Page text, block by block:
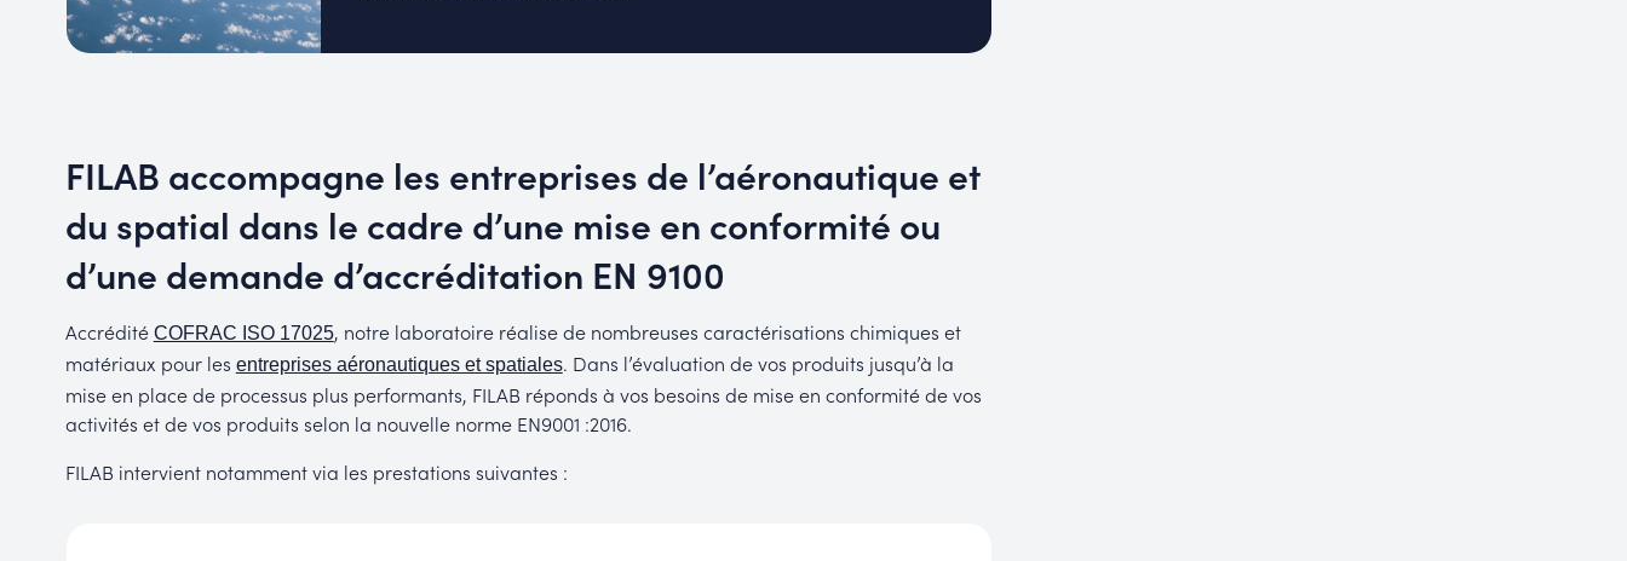
FILAB accompagne les entreprises de l’aéronautique et
du spatial dans le cadre d’une mise en conformité ou
d’une demande d’accréditation EN 9100
Accrédité COFRAC ISO 17025, notre laboratoire réalise de nombreuses caractérisations chimiques et
matériaux pour les entreprises aéronautiques et spatiales. Dans l’évaluation de vos produits jusqu’à la
mise en place de processus plus performants, FILAB réponds à vos besoins de mise en conformité de vos
activités et de vos produits selon la nouvelle norme EN9001 :2016.
FILAB intervient notamment via les prestations suivantes :